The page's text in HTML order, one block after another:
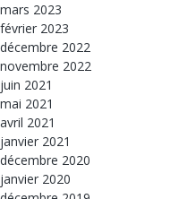
mars 2023
février 2023
décembre 2022
novembre 2022
juin 2021
mai 2021
avril 2021
janvier 2021
décembre 2020
janvier 2020